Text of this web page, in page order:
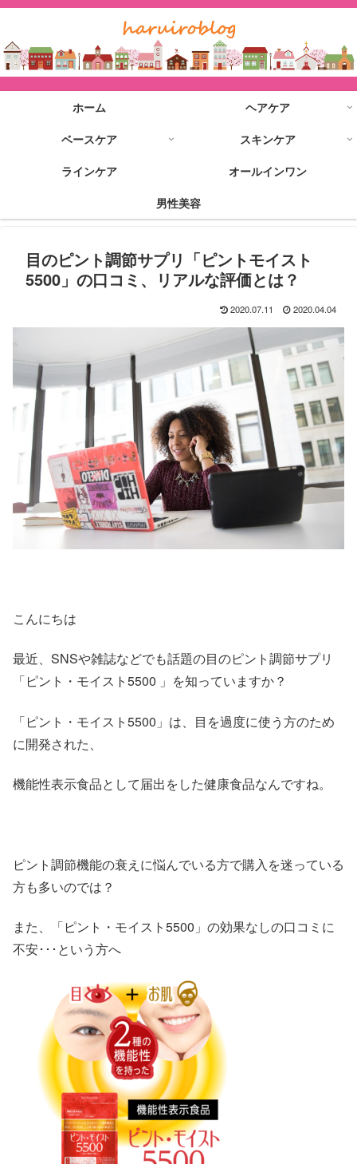
ホーム
ヘアケア
ベースケア
スキンケア
ラインケア
オールインワン
男性美容
目のピント調節サプリ「ピントモイスト
5500」の口コミ、リアルな評価とは？
2020.07.11 2020.04.04
こんにちは
最近、SNSや雑誌などでも話題の目のピント調節サプリ
「ピント・モイスト5500 」を知っていますか？
「ピント・モイスト5500」は、目を過度に使う方のため
に開発された、
機能性表示食品として届出をした健康食品なんですね。
ピント調節機能の衰えに悩んでいる方で購入を迷っている
方も多いのでは？
また、「ピント・モイスト5500」の効果なしの口コミに
不安･･･という方へ